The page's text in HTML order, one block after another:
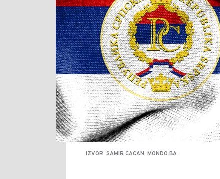
IZVOR: SAMIR CACAN, MONDO.BA